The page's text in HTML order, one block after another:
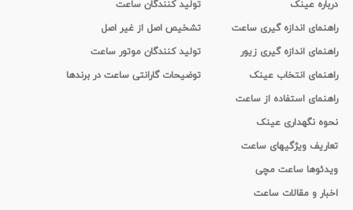
درباره عینک
راهنمای اندازه گیری ساعت
راهنمای اندازه گیری زیور
راهنمای انتخاب عینک
راهنمای استفاده از ساعت
نحوه نگهداری عینک
تعاریف ویژگیهای ساعت
ویدئوها ساعت مچی
اخبار و مقالات ساعت
تولید کنندگان ساعت
تشخیص اصل از غیر اصل
تولید کنندگان موتور ساعت
توضیحات گارانتی ساعت در برندها